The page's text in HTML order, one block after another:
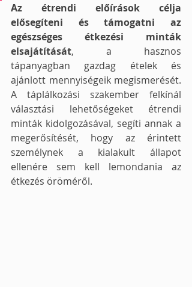
Az étrendi előírások célja
elősegíteni és támogatni az
egészséges étkezési minták
elsajátítását, a hasznos
tápanyagban gazdag ételek és
ajánlott mennyiségeik megismerését.
A táplálkozási szakember felkínál
választási lehetőségeket étrendi
minták kidolgozásával, segíti annak a
megerősítését, hogy az érintett
személynek a kialakult állapot
ellenére sem kell lemondania az
étkezés öröméről.